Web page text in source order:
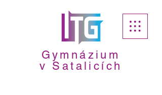
Gymnázium
v Satalicích